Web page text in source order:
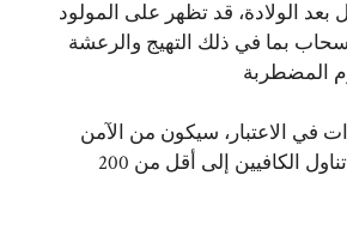
الولادة، قد تظهر على المولود
بما في ذلك التهيج والرعشة
المضطربة
في الاعتبار، سيكون من الآمن
لطفلك أن تحد من تناول الكافيين إلى أقل من 200